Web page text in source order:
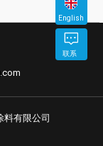
料有限公司
English
联系